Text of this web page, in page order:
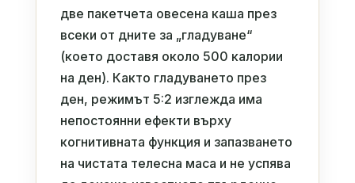
две пакетчета овесена каша през
всеки от дните за „гладуване“
(което доставя около 500 калории
на ден). Както гладуването през
ден, режимът 5:2 изглежда има
непостоянни ефекти върху
когнитивната функция и запазването
на чистата телесна маса и не успява